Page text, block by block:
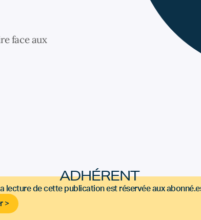
face aux
ADHÉRENT
La lecture de cette publication est réservée aux
>